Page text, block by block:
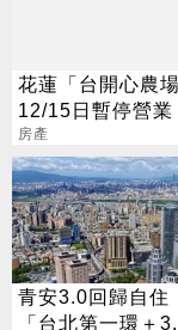
花蓮「台開心農場
12/15日暫停營業
于芸不捨道別
房產
青安3.0回歸自住
「台北第一環＋